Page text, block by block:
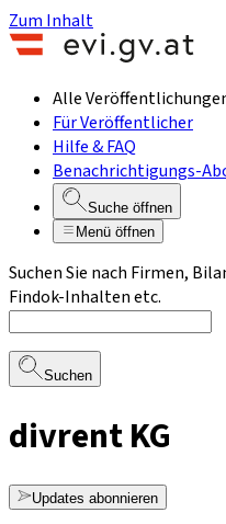
Zum Inhalt
Alle
Für Veröffentlicher
Hilfe & FAQ
Benachrichtigungs-
Suche öffnen
Menü öffnen
Suchen Sie nach Firmen,
Findok-Inhalten etc.
Suchen
divrent KG
Updates abonnieren